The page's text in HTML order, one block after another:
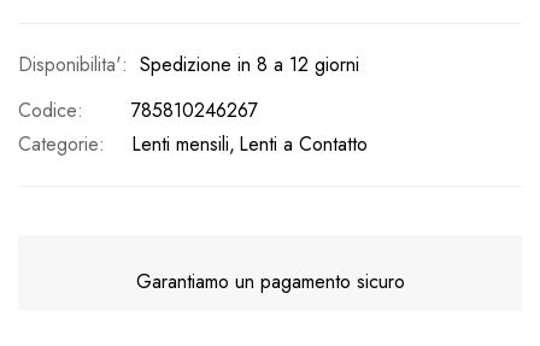
Spedizione in 8 a 12 giorni
Codice
785810246267
Categorie:
Lenti mensili Lenti a Contatto
Garantiamo un pagamento sicuro